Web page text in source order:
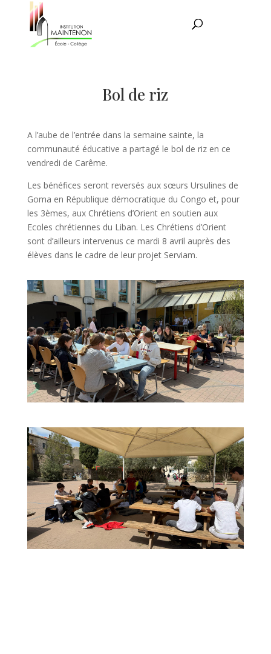
Bol de riz
A l’aube de l’entrée dans la semaine sainte, la
communauté éducative a partagé le bol de riz en ce
vendredi de Carême.
Les bénéfices seront reversés aux sœurs Ursulines de
Goma en République démocratique du Congo et, pour
les 3èmes, aux Chrétiens d’Orient en soutien aux
Ecoles chrétiennes du Liban. Les Chrétiens d’Orient
sont d’ailleurs intervenus ce mardi 8 avril auprès des
élèves dans le cadre de leur projet Serviam.